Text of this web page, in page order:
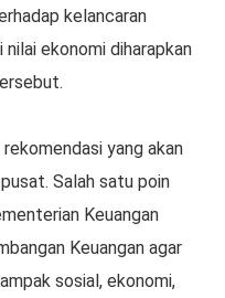
kelancaran
ekonomi diharapkan
yang akan
Salah satu poin
Keuangan
Keuangan agar
sosial, ekonomi,